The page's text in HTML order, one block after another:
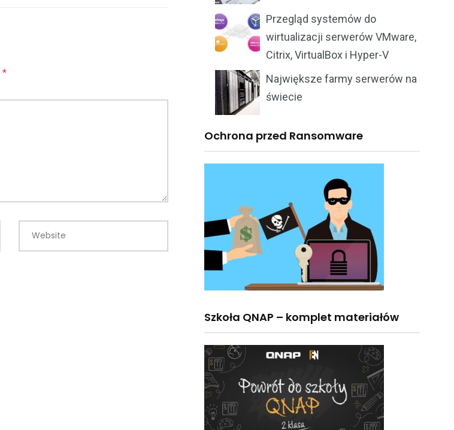
*
Website
Przegląd systemów do
wirtualizacji serwerów VMware,
Citrix, VirtualBox i Hyper-V
Największe farmy serwerów na
świecie
Ochrona przed Ransomware
Szkoła QNAP – komplet materiałów